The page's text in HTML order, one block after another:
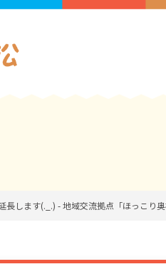
長します(._.) - 地域交流拠点「ほっこり